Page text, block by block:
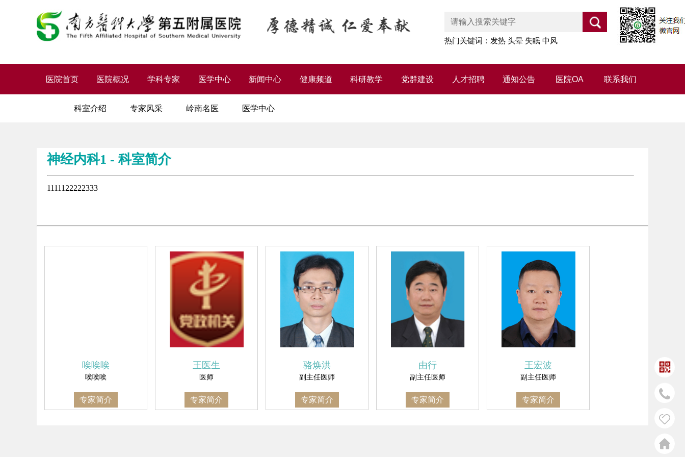
热门关键词：发热 头晕 失眠 中风
医院首页 医院概况 学科专家 医学中心 新闻中心 健康频道 科研教学 党群建设 人才招聘 通知公告 医院OA 联系我们
科室介绍 专家风采 岭南名医 医学中心
神经内科1 - 科室简介
1111122222333
唉唉唉
唉唉唉
专家简介
王医生
医师
专家简介
骆焕洪
副主任医师
专家简介
由行
副主任医师
专家简介
王宏波
副主任医师
专家简介